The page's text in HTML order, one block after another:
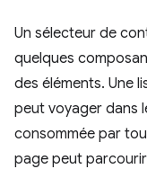
Un sélecteur de
quelques
des éléments. Une
peut voyager dans
consommée par
page peut